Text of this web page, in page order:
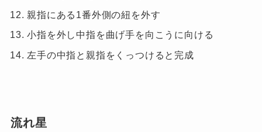
親指にある 1番外側の紐を外す
小指を外し中指を曲げ手を向こうに向ける
左手の中指と親指をくっつけると完成
流れ星